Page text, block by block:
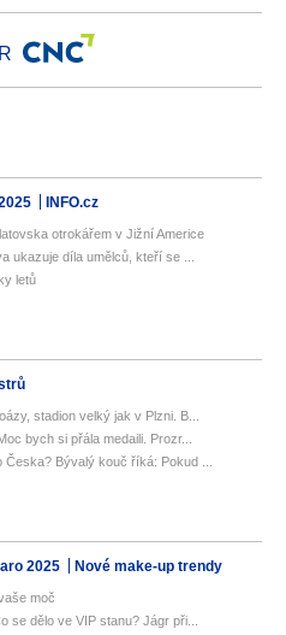
INFO.cz
otrokářem v Jižní Americe
ukazuje díla umělců, kteří se ...
letů
stadion velký jak v Plzni. B...
bych si přála medaili. Prozr...
Česka? Bývalý kouč říká: Pokud ...
2025 Nové make-up trendy
moč
se dělo ve VIP stanu? Jágr při...